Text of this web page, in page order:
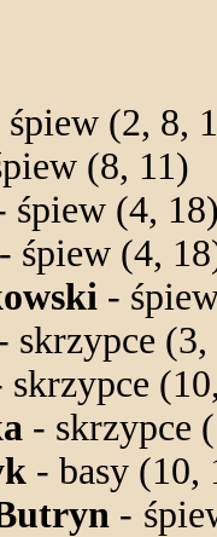
śpiew (2, 8,
(8, 11)
śpiew (4,
- śpiew (4,
-
skrzypce
skrzypce
- skrzypce
- basy (10,
-